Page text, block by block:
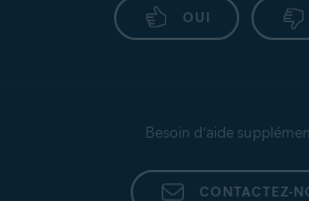
OUI
Besoin d’aide
CONTACTEZ-